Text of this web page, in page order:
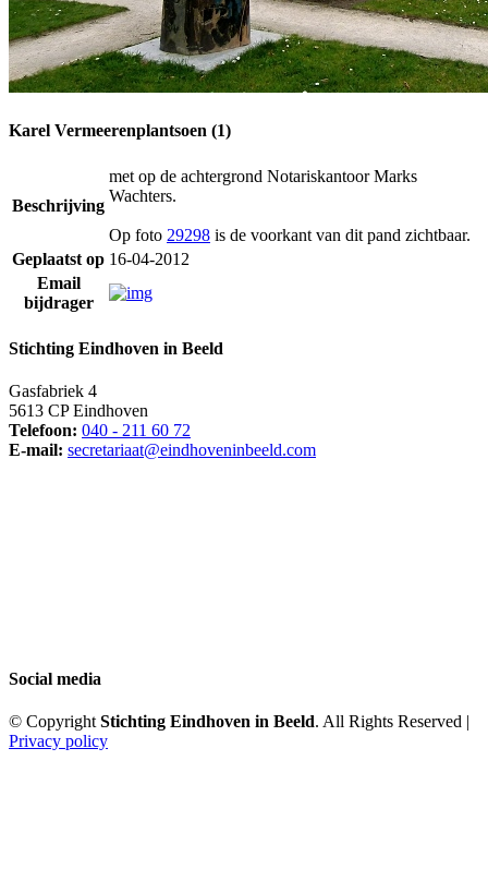
Karel Vermeerenplantsoen (1)
Beschrijving
met op de achtergrond Notariskantoor Marks
Wachters.
Op foto 29298 is de voorkant van dit pand zichtbaar.
Geplaatst op 16-04-2012
Email
bijdrager
Stichting Eindhoven in Beeld
Gasfabriek 4
5613 CP Eindhoven
Telefoon: 040 - 211 60 72
E-mail: secretariaat@eindhoveninbeeld.com
Social media
© Copyright Stichting Eindhoven in Beeld. All Rights Reserved |
Privacy policy